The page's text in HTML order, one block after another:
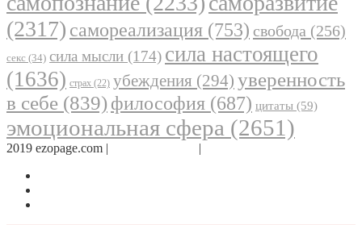
(2317) самореализация (753) свобода (256)
секс (34) сила мысли (174) сила настоящего
(1636) страх (22) убеждения (294) уверенность
в себе (839) философия (687) цитаты (59)
эмоциональная сфера (2651)
2019 ezopage.com | |